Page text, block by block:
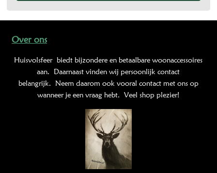
Over ons
Huisvolsfeer biedt bijzondere en betaalbare woonaccessoires
aan. Daarnaast vinden wij persoonlijk contact
belangrijk. Neem daarom ook vooral contact met ons op
wanneer je een vraag hebt. Veel shop plezier!